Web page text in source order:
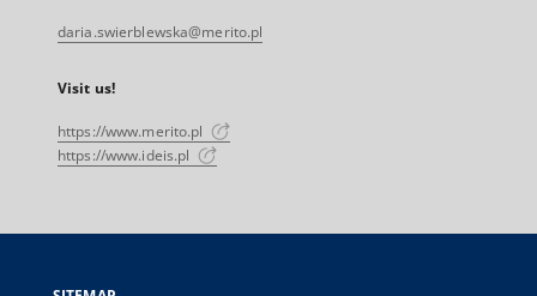
daria.swierblewska@merito.pl
Visit us!
https://www.merito.pl
https://www.ideis.pl